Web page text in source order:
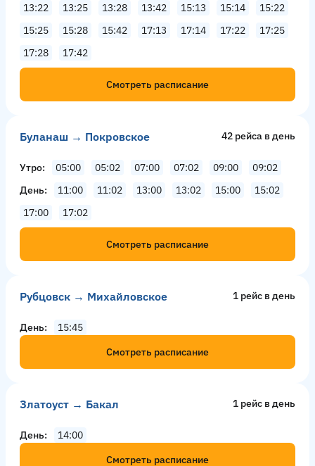
13:22
13:25 13:28 13:42 15:13 15:14
15:22
15:25
15:28 15:42 17:13 17:14 17:22
17:25
17:28
17:42
Смотреть расписание
Буланаш → Покровское 42 рейсa в день
Утро 05:00 05:02 07:00 07:02 09:00
09:02
День
11:00 11:02 13:00 13:02 15:00
15:02
17:00
17:02
Смотреть расписание
Рубцовск → Михайловское 1 рейс в день
День
15:45
Смотреть расписание
Златоуст → Бакал 1 рейс в день
День
14:00
Смотреть расписание